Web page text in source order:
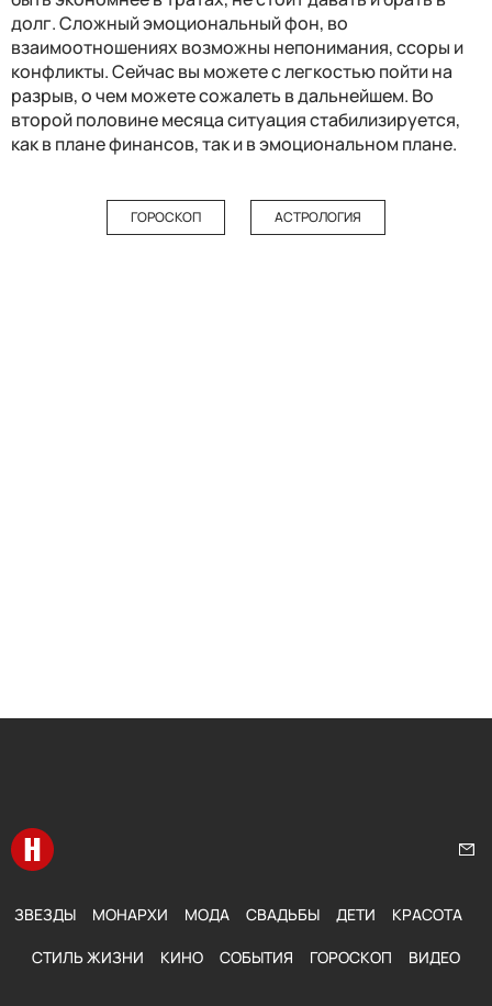
долг. Сложный эмоциональный фон, во
взаимоотношениях возможны непонимания, ссоры и
конфликты. Сейчас вы можете с легкостью пойти на
разрыв, о чем можете сожалеть в дальнейшем. Во
второй половине месяца ситуация стабилизируется,
как в плане финансов, так и в эмоциональном плане.
ГОРОСКОП АСТРОЛОГИЯ
Перейти на главную
ЗВЕЗДЫ МОНАРХИ МОДА СВАДЬБЫ ДЕТИ КРАСОТА
СТИЛЬ ЖИЗНИ КИНО СОБЫТИЯ ГОРОСКОП ВИДЕО